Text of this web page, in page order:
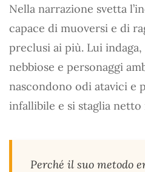
Nella narrazione svetta
capace di muoversi e di
preclusi ai più. Lui
nebbiose e personaggi
nascondono odi atavici e
infallibile e si staglia netto
Perché il suo metodo